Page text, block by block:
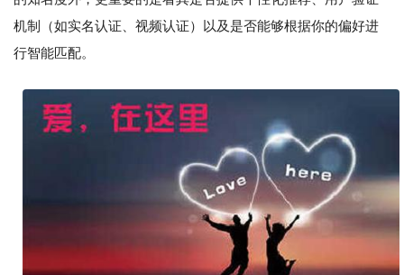
机制（如实名认证、视频认证）以及是否能够根据你的偏好进
行智能匹配。